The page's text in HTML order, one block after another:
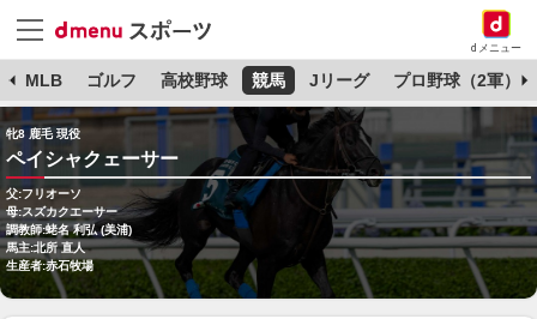
dメニュー
MLB ゴルフ 高校野球 競馬 Jリーグ プロ野球（2軍）
牝8 鹿毛 現役
ペイシャクェーサー
父:フリオーソ
母:スズカクエーサー
調教師:蛯名 利弘 (美浦)
馬主:北所 直人
生産者:赤石牧場